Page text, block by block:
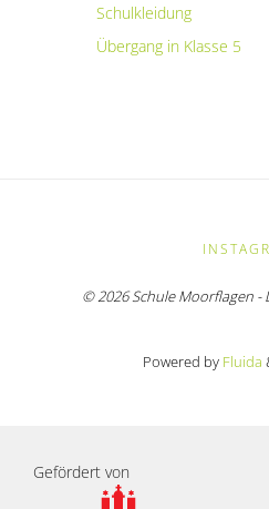
Schulkleidung
Übergang in Klasse 5
© 2026 Schule Moorflagen -
Powered byFluida
Gefördert von